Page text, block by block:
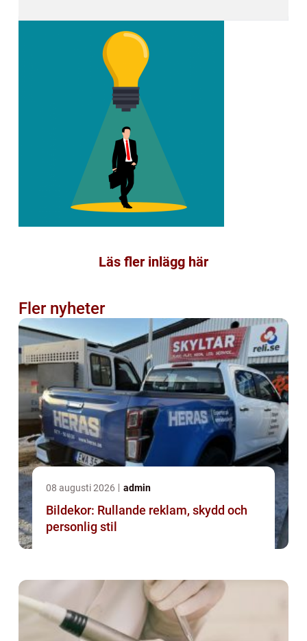
Läs fler inlägg här
Fler nyheter
08 augusti 2026 admin
Bildekor: Rullande reklam, skydd och
personlig stil